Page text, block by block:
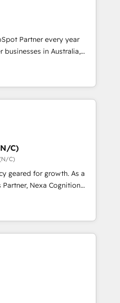
and crushes your
we'd love to work with you
between systems
strategies Time-
Partner every year
to realise their full
HubSpot CRM
covering marketing,
up to Enterprise, and have
for businesses who want
about APAC
in technology, agility
from CRM & Marketing
Dynamics, Pipedrive,
manage their
and how they
C)
C)
for growth. As a
Nexa Cognition
HubSpot Partners and
standing partners since
to harness the full
combining strategic
tailored to drive
in CRM implementation,